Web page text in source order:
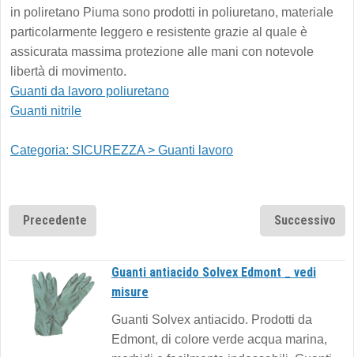
in poliretano Piuma sono prodotti in poliuretano, materiale
particolarmente leggero e resistente grazie al quale è
assicurata massima protezione alle mani con notevole
libertà di movimento.
Guanti da lavoro poliuretano
Guanti nitrile
Categoria: SICUREZZA > Guanti lavoro
Precedente Successivo
Guanti antiacido Solvex Edmont _ vedi
misure
Guanti Solvex antiacido. Prodotti da
Edmont, di colore verde acqua marina,